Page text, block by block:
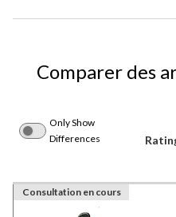
Comparer des
Only Show
Differences
Consultation en cours